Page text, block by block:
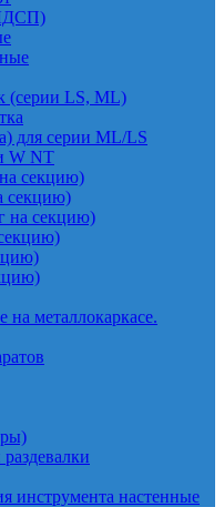
LS, ML)
для серии ML/LS
W NT
секцию)
секцию)
на секцию)
металлокаркасе.
инструмента настенные